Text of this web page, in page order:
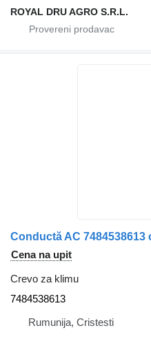
ROYAL DRU AGRO S.R.L.
Cena na upit
Crevo za klimu
7484538613
Rumunija, Cristesti